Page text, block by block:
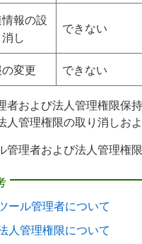
報の設
し
できない
変更 できない
者および法人管理権限保
人管理権限の取り消しお
管理者および法人管理権
ール管理者について
人管理権限について